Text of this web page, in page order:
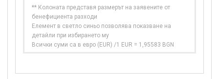
** Колоната представя размерът на заявените от
бенефициента разходи
Елемент в светло синьо позволява показване на
детайли при избирането му
Всички суми са в евро (EUR) /1 EUR = 1,95583 BGN